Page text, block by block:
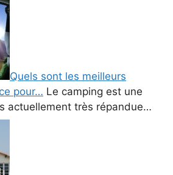
Quels sont les meilleurs
pour… Le camping est une
actuellement très répandue…